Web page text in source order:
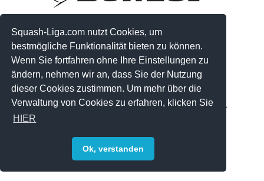
Squash-Liga.com nutzt Cookies, um
bestmögliche Funktionalität bieten zu können.
Wenn Sie fortfahren ohne Ihre Einstellungen zu
ändern, nehmen wir an, dass Sie der Nutzung
dieser Cookies zustimmen. Um mehr über die
Verwaltung von Cookies zu erfahren, klicken Sie
HIER
Ok, verstanden
© 2008-2026 by Squash-Liga.com Alle Rechte vorbehalten.